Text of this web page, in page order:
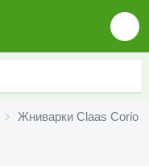
Жниварки Claas Corio